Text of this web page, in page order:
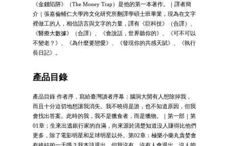
《金錢陷阱》（The Money Trap）是他的第一本著作。｜譯者簡
介｜張嘉倫輔仁大學跨文化研究所翻譯學碩士班畢業，現為在文字
裡做工的人，相信語言與文字的力量，譯有《巨科技》（合譯）、
《醫療大數據》（合譯）、《會說話，世界聽你的》、《可不可以
不變老？》、《為什麼要戀愛》、《發現你的共感天賦》、《執行
長日記》。
產品目錄
產品目錄 作者序．寫給臺灣讀者序幕：腦洞大開有人想除掉我，
而且十分迫切地想讓我消失。我不曉得是誰，也不知道原因，但我
會找出答案。此時的我，我不是獵食者，而是獵物。｜第一部｜第
01章：生來出逃銀行家的自滿，向來源於清楚知道沒人賺得比他們
更多，除了電影明星和足球明星以外。第02章：極樂小藥丸貪婪會
有終結的一天嗎？我本該退出，但我沒有。沒有人會退出，沒人能